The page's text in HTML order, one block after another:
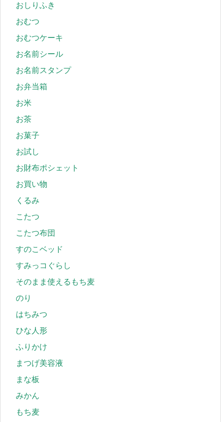
おしりふき
おむつ
おむつケーキ
お名前シール
お名前スタンプ
お弁当箱
お米
お茶
お菓子
お試し
お財布ポシェット
お買い物
くるみ
こたつ
こたつ布団
すのこベッド
すみっコぐらし
そのまま使えるもち麦
のり
はちみつ
ひな人形
ふりかけ
まつげ美容液
まな板
みかん
もち麦